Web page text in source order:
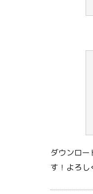
ダウンロ
す！よろ